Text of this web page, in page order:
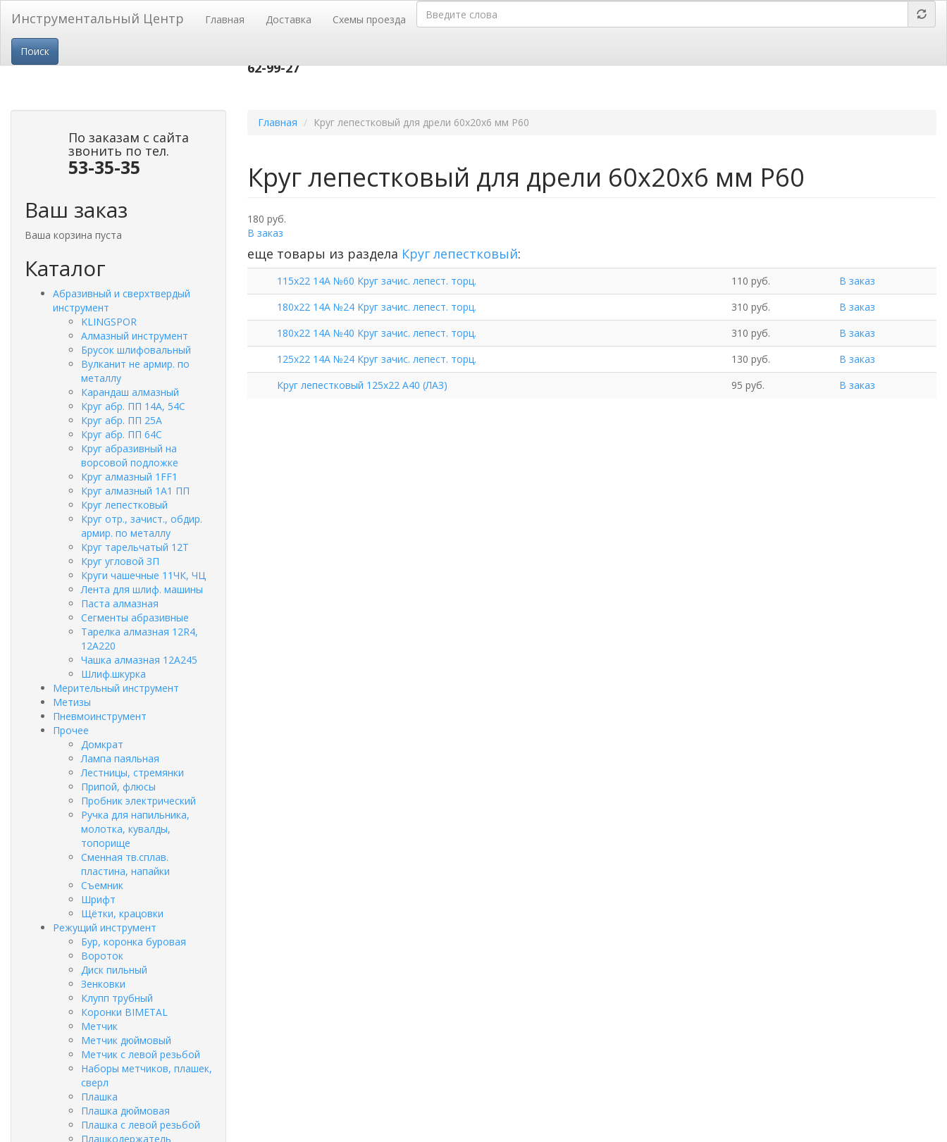
Инструментальный Центр Главная Доставка Схемы проезда
Введите слова
Поиск
г. Барнаул,
62-99-27
г. Барнаул,
Отправить заявку,
По заказам с сайта
звонить по тел.
53-35-35
Ваш заказ
Ваша корзина пуста
Каталог
Абразивный и сверхтвердый
инструмент
KLINGSPOR
Алмазный инструмент
Брусок шлифовальный
Вулканит не армир. по
металлу
Карандаш алмазный
Круг абр. ПП 14А, 54С
Круг абр. ПП 25А
Круг абр. ПП 64С
Круг абразивный на
ворсовой подложке
Круг алмазный 1FF1
Круг алмазный 1А1 ПП
Круг лепестковый
Круг отр., зачист., обдир.
армир. по металлу
Круг тарельчатый 12Т
Круг угловой ЗП
Круги чашечные 11ЧК, ЧЦ
Лента для шлиф. машины
Паста алмазная
Сегменты абразивные
Тарелка алмазная 12R4,
12А220
Чашка алмазная 12А245
Шлиф.шкурка
Мерительный инструмент
Метизы
Пневмоинструмент
Прочее
Домкрат
Лампа паяльная
Лестницы, стремянки
Припой, флюсы
Пробник электрический
Ручка для напильника,
молотка, кувалды,
топорище
Сменная тв.сплав.
пластина, напайки
Съемник
Шрифт
Щётки, крацовки
Режущий инструмент
Бур, коронка буровая
Вороток
Диск пильный
Зенковки
Клупп трубный
Коронки BIMETAL
Метчик
Метчик дюймовый
Метчик с левой резьбой
Наборы метчиков, плашек,
сверл
Плашка
Плашка дюймовая
Плашка с левой резьбой
Плашкодержатель
Главная Круг лепестковый для дрели 60х20х6 мм Р60
Круг лепестковый для дрели 60х20х6 мм Р60
180 руб.
В заказ
еще товары из раздела Круг лепестковый:
115х22 14А №60 Круг зачис. лепест. торц. 110 руб.
В заказ
180х22 14А №24 Круг зачис. лепест. торц.
310 руб.
В заказ
180х22 14А №40 Круг зачис. лепест. торц.
310 руб.
В заказ
125х22 14А №24 Круг зачис. лепест. торц.
130 руб.
В заказ
Круг лепестковый 125х22 А40 (ЛАЗ)
95 руб. В заказ